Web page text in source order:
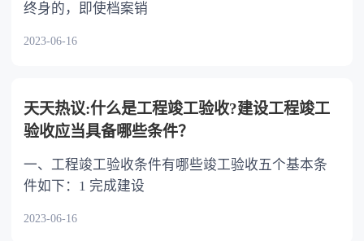
终身的，即使档案销
2023-06-16
天天热议:什么是工程竣工验收?建设工程竣工
验收应当具备哪些条件？
一、工程竣工验收条件有哪些竣工验收五个基本条
件如下：1 完成建设
2023-06-16